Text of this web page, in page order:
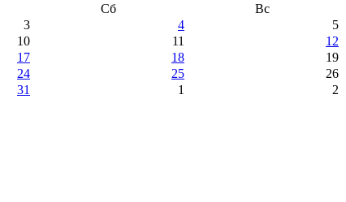
Сб
Вс
3 4
5
10 11
12
17 18
19
24 25
26
31 1 2